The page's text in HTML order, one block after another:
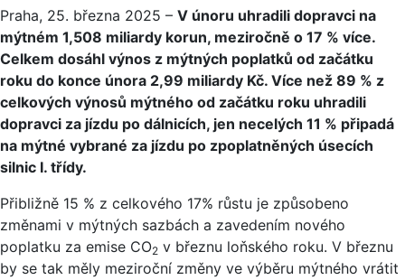
Praha, 25. března 2025 – V únoru uhradili dopravci na
mýtném 1,508 miliardy korun, meziročně o 17 % více.
Celkem dosáhl výnos z mýtných poplatků od začátku
roku do konce února 2,99 miliardy Kč. Více než 89 % z
celkových výnosů mýtného od začátku roku uhradili
dopravci za jízdu po dálnicích, jen necelých 11 % připadá
na mýtné vybrané za jízdu po zpoplatněných úsecích
silnic I. třídy.
Přibližně 15 % z celkového 17% růstu je způsobeno
změnami v mýtných sazbách a zavedením nového
poplatku za emise CO2 v březnu loňského roku. V březnu
by se tak měly meziroční změny ve výběru mýtného vrátit